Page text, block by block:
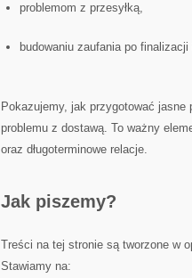
problemom z przesyłką,
budowaniu zaufania po
Pokazujemy, jak przygotować jasne
problemu z dostawą. To ważny
oraz długoterminowe relacje.
Jak piszemy?
Treści na tej stronie są tworzone w
Stawiamy na: